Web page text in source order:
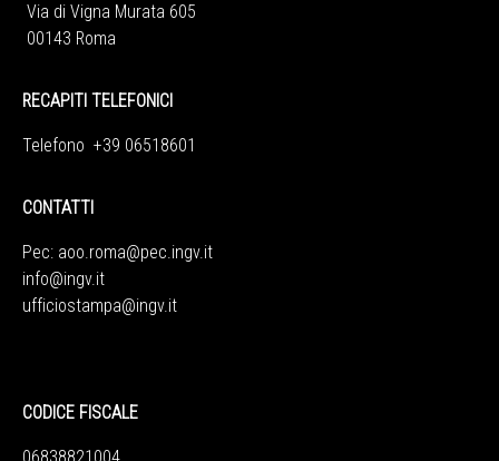
Via di Vigna Murata 605
00143 Roma
RECAPITI TELEFONICI
Telefono +39 06518601
CONTATTI
Pec: aoo.roma@pec.ingv.it
info@ingv.it
ufficiostampa@ingv.it
CODICE FISCALE